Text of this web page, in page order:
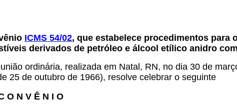
ICMS 54/02, que estabelece procedimentos para
derivados de petróleo e álcool etílico anidro
ordinária, realizada em Natal, RN, no dia 30 de
25 de outubro de 1966), resolve celebrar o seguinte
O N V Ê N I O